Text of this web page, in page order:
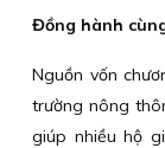
Đồng hành
Nguồn vốn
trường nông
giúp nhiều hộ